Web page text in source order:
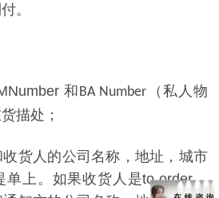
。
和 BA Number （私人物
描处；
货人的公司名称，地址，城市
单上。如果收货人是to order，